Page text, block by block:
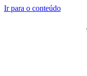
Ir para o conteúdo